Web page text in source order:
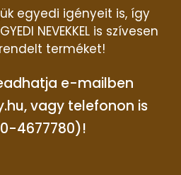
egyedi igényeit is, így
NEVEKKEL is szívesen
terméket!
e-mailben
vagy telefonon is
4677780)!